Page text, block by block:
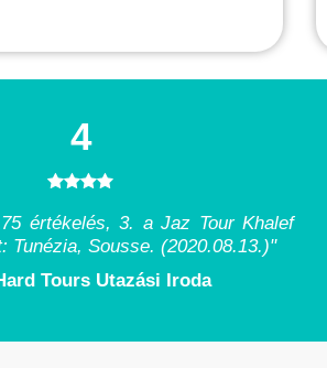
4
értékelés, 3. a Jaz Tour Khalef
Tunézia, Sousse. (2020.08.13.)"
Tours Utazási Iroda